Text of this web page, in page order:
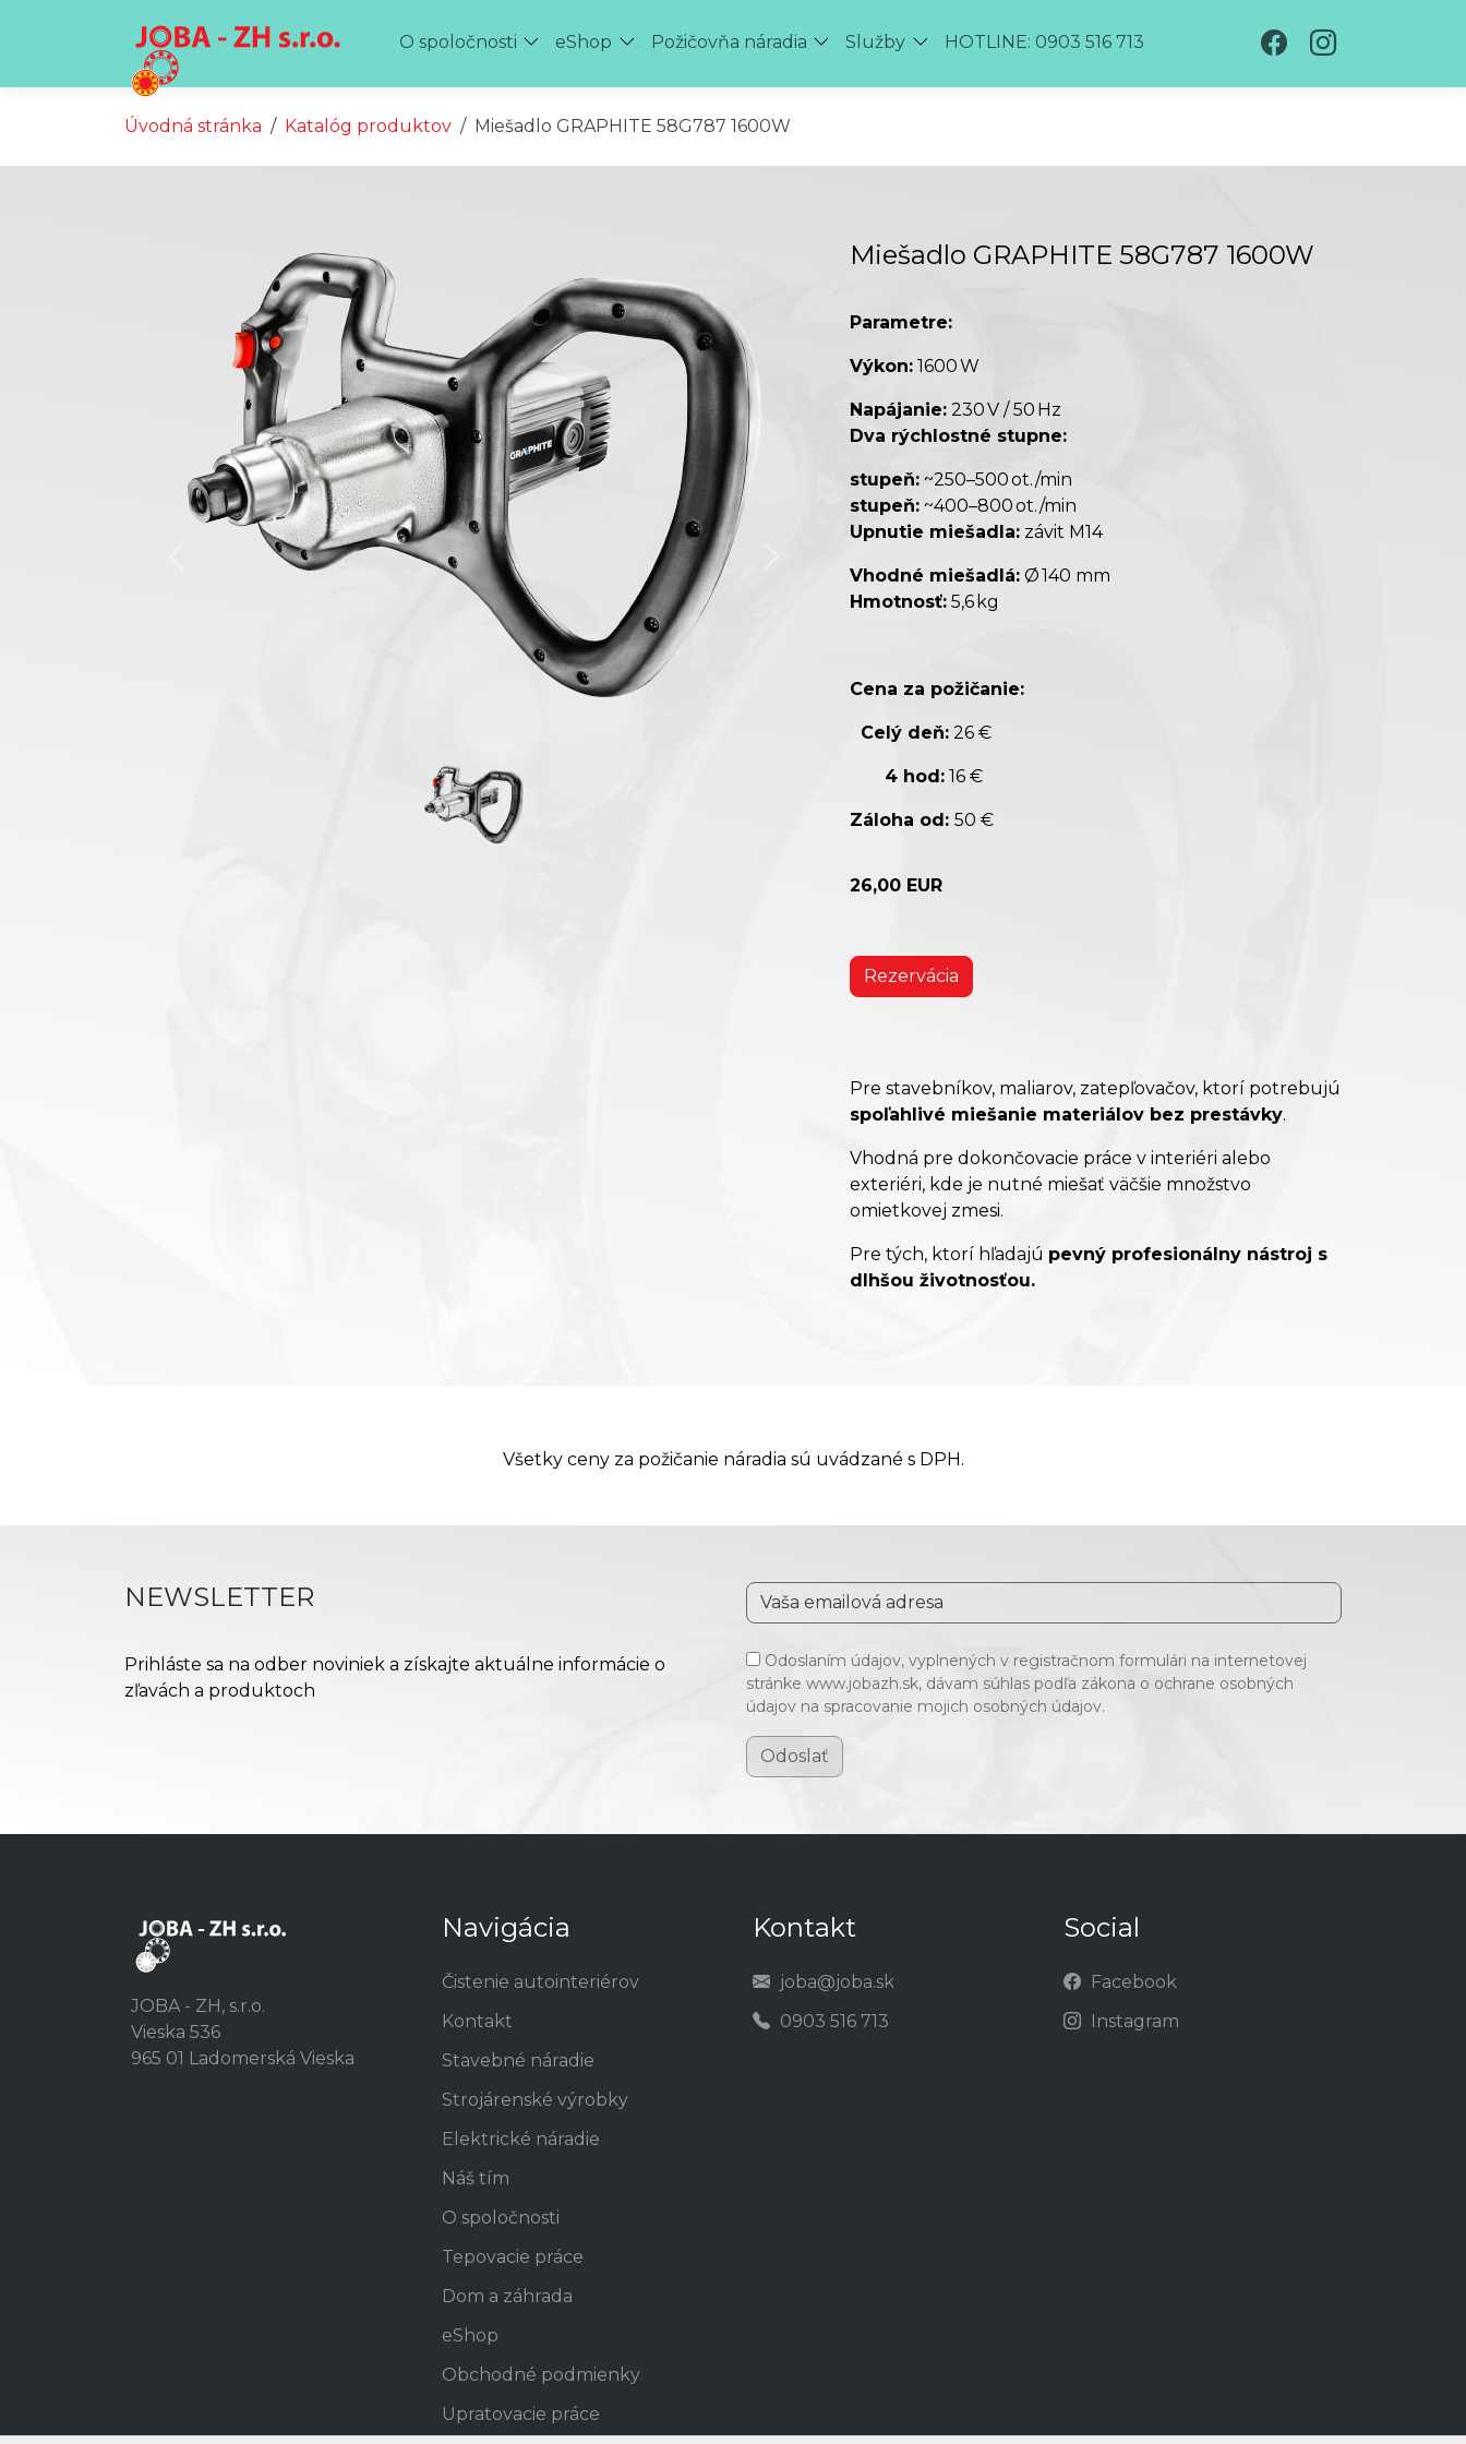
O spoločnosti
eShop Požičovňa náradia Služby HOTLINE: 0903 516 713
Úvodná stránka Katalóg produktov Miešadlo GRAPHITE 58G787 1600W
Miešadlo GRAPHITE 58G787 1600W
Parametre:
Výkon: 1600 W
Napájanie: 230 V / 50 Hz
Dva rýchlostné stupne:
stupeň: ~250–500 ot./min
stupeň: ~400–800 ot./min
Upnutie miešadla: závit M14
Vhodné miešadlá: Ø 140 mm
Hmotnosť: 5,6 kg
Cena za požičanie:
Celý deň: 26 €
4 hod: 16 €
Záloha od: 50 €
26,00 EUR
Rezervácia
Pre stavebníkov, maliarov, zatepľovačov, ktorí potrebujú
spoľahlivé miešanie materiálov bez prestávky.
Vhodná pre dokončovacie práce v interiéri alebo
exteriéri, kde je nutné miešať väčšie množstvo
omietkovej zmesi.
Pre tých, ktorí hľadajú pevný profesionálny nástroj s
dlhšou životnosťou.
Všetky ceny za požičanie náradia sú uvádzané s DPH.
NEWSLETTER
Prihláste sa na odber noviniek a získajte aktuálne informácie o
zľavách a produktoch
Odoslaním údajov, vyplnených v registračnom formulári na internetovej
stránke www.jobazh.sk, dávam súhlas podľa zákona o ochrane osobných
údajov na spracovanie mojich osobných údajov.
Odoslať
JOBA - ZH, s.r.o.
Vieska 536
965 01 Ladomerská Vieska
Navigácia
Čistenie autointeriérov
Kontakt
Stavebné náradie
Strojárenské výrobky
Elektrické náradie
Náš tím
O spoločnosti
Tepovacie práce
Dom a záhrada
eShop
Obchodné podmienky
Upratovacie práce
Kontakt
joba@joba.sk
0903 516 713
Social
Facebook
Instagram